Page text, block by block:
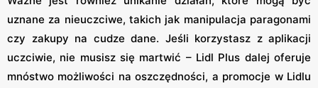
uznane za nieuczciwe, takich jak manipulacja paragonami
czy zakupy na cudze dane. Jeśli korzystasz z aplikacji
uczciwie, nie musisz się martwić – Lidl Plus dalej oferuje
mnóstwo możliwości na oszczędności, a promocje w Lidlu